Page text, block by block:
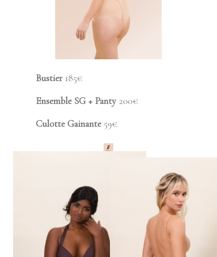
Bustier 185€
Ensemble SG + Panty 200€
Culotte Gainante 59€
115€